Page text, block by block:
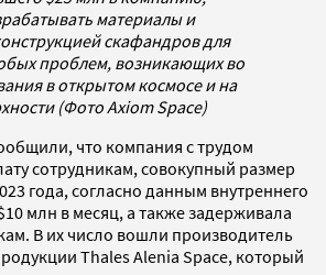
материалы и
скафандров для
проблем, возникающих во
в открытом космосе и на
(Фото Axiom Space)
что компания с трудом
сотрудникам, совокупный размер
года, согласно данным внутреннего
млн в месяц, а также задерживала
В их число вошли производитель
Thales Alenia Space, который